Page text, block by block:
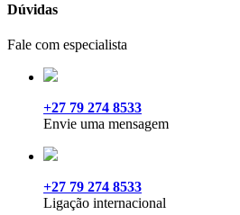
Dúvidas
Fale com especialista
+27 79 274 8533
Envie uma mensagem
+27 79 274 8533
Ligação internacional